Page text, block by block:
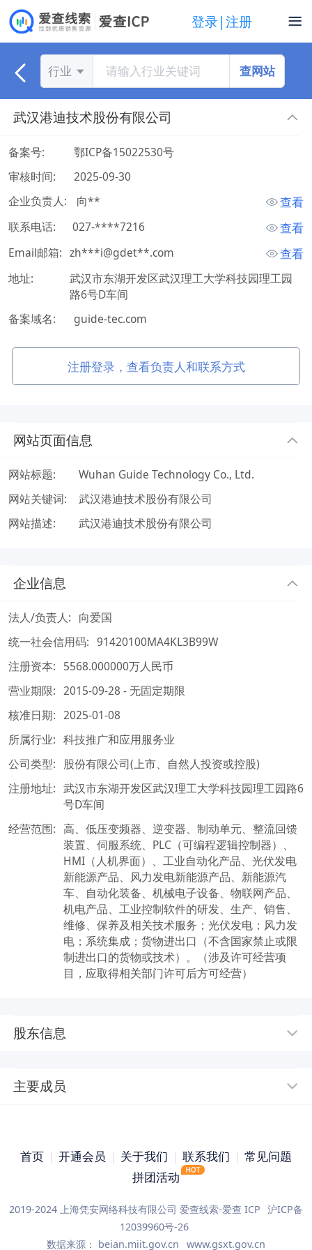
登录|注册
行业 查网站
武汉港迪技术股份有限公司
备案号:
鄂ICP备15022530号
审核时间:
2025-09-30
企业负责人:
向** 查看
联系电话: 027-****7216 查看
Email邮箱: zh***i@gdet**.com 查看
地址:
武汉市东湖开发区武汉理工大学科技园理工园
路6号D车间
备案域名:
guide-tec.com
注册登录，查看负责人和联系方式
网站页面信息
网站标题:
Wuhan Guide Technology Co., Ltd.
网站关键词:
武汉港迪技术股份有限公司
网站描述:
武汉港迪技术股份有限公司
企业信息
法人/负责人: 向爱国
统一社会信用码: 91420100MA4KL3B99W
注册资本: 5568.000000万人民币
营业期限: 2015-09-28 - 无固定期限
核准日期: 2025-01-08
所属行业: 科技推广和应用服务业
公司类型: 股份有限公司(上市、自然人投资或控股)
注册地址: 武汉市东湖开发区武汉理工大学科技园理工园路6
号D车间
经营范围: 高、低压变频器、逆变器、制动单元、整流回馈
装置、伺服系统、PLC（可编程逻辑控制器）、
HMI（人机界面）、工业自动化产品、光伏发电
新能源产品、风力发电新能源产品、新能源汽
车、自动化装备、机械电子设备、物联网产品、
机电产品、工业控制软件的研发、生产、销售、
维修、保养及相关技术服务；光伏发电；风力发
电；系统集成；货物进出口（不含国家禁止或限
制进出口的货物或技术）。（涉及许可经营项
目，应取得相关部门许可后方可经营）
股东信息
主要成员
首页 | 开通会员 | 关于我们 | 联系我们 | 常见问题
拼团活动
2019-2024 上海凭安网络科技有限公司 爱查线索-爱查 ICP 沪ICP备
12039960号-26
数据来源： beian.miit.gov.cn www.gsxt.gov.cn